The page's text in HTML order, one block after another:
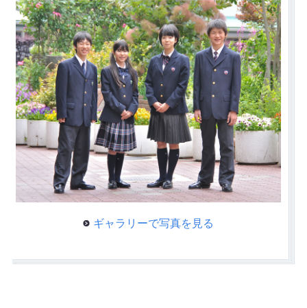
ギャラリーで写真を見る